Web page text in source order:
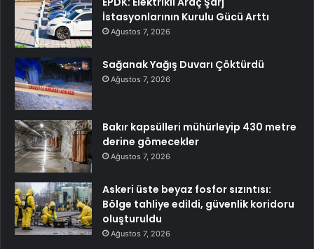
İstasyonlarının Kurulu Gücü Arttı
Ağustos 7, 2026
Sağanak Yağış Duvarı Çöktürdü
Ağustos 7, 2026
Bakır kapsülleri mühürleyip 430 metre
derine gömecekler
Ağustos 7, 2026
Askeri üste beyaz fosfor sızıntısı:
Bölge tahliye edildi, güvenlik koridoru
oluşturuldu
Ağustos 7, 2026